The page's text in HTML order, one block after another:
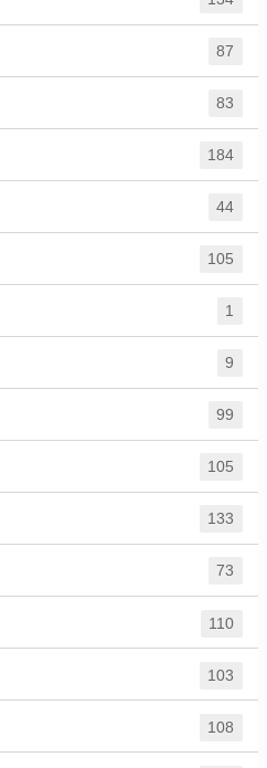
87
83
184
44
105
1
9
99
105
133
73
110
103
108